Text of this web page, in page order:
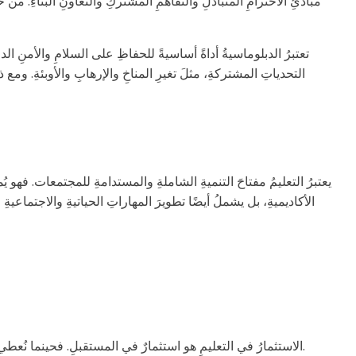
تعتبرُ الدبلوماسيةُ أداةً أساسيةً للحفاظِ على السلامِ
التحدياتِ المشتركةِ، مثلَ تغيرِ المناخِ والإرهابِ والأوبئةِ.
يعتبرُ التعليمُ مفتاحَ التنميةِ الشاملةِ والمستدامةِ للمجتمعات.
الأكاديميةِ، بل يشملُ أيضًا تطويرَ المهاراتِ الحياتيةِ
الاستثمارُ في التعليمِ هو استثمارٌ في المستقبلِ. فحينما نُعطي الأفرادَ الفرصةَ للحصولِ على تعليمٍ جيدٍ، فإننا نُمكِّنُهم من تحقيقِ إمكاناتهم الكاملةِ والمساهمةِ في بناءِ مجتمعاتٍ أكثرَ ازدهارًا وعدالةً وسلامًا.